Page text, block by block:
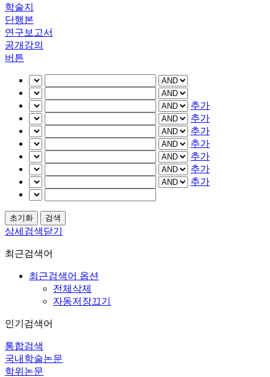
학술지
단행본
연구보고서
공개강의
버튼
추가
추가
추가
추가
추가
추가
추가
상세검색닫기
최근검색어
최근검색어 옵션
전체삭제
자동저장끄기
인기검색어
통합검색
국내학술논문
학위논문